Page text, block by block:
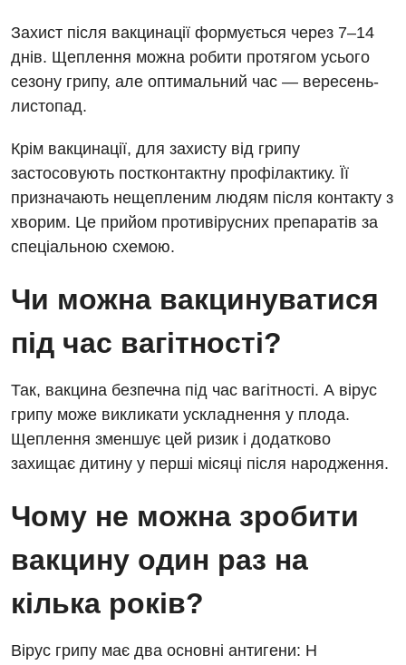
Урологічне відділення
Урологія
Для дітей
Дитяча алергологія
Дитяча гастроентерологія
Дитяча гінекологія
Дитяча кардіоревматологія
Дитяча неврологія
Дитяча ортопедія і травматологія
Дитяча оториноларингологія
Дитяча офтальмологія
Дитяча хірургія
Педіатрія
Захист після вакцинації формується через 7–14
днів. Щеплення можна робити протягом усього
сезону грипу, але оптимальний час — вересень-
листопад.
Крім вакцинації, для захисту від грипу
застосовують постконтактну профілактику. Її
призначають нещепленим людям після контакту з
хворим. Це прийом противірусних препаратів за
спеціальною схемою.
Чи можна вакцинуватися
під час вагітності?
Так, вакцина безпечна під час вагітності. А вірус
грипу може викликати ускладнення у плода.
Щеплення зменшує цей ризик і додатково
захищає дитину у перші місяці після народження.
Чому не можна зробити
вакцину один раз на
кілька років?
Вірус грипу має два основні антигени: H